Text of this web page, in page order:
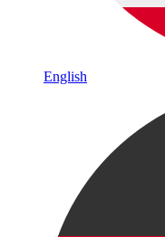
English